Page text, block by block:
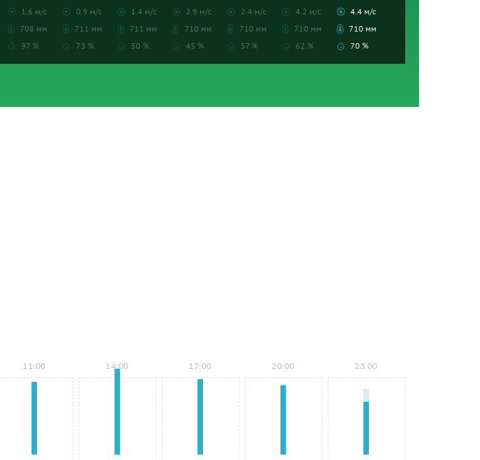
1.6 м/с
708 мм
97 %
0.9 м/с
711 мм
73 %
1.4 м/с
711 мм
50 %
2.9 м/с
710 мм
45 %
2.4 м/с
710 мм
57 %
4.2 м/с
710 мм
62 %
4.4 м/с
710 мм
70 %
11:00 14:00 17:00 20:00 23:00